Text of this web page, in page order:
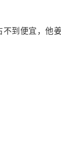
到便宜，他